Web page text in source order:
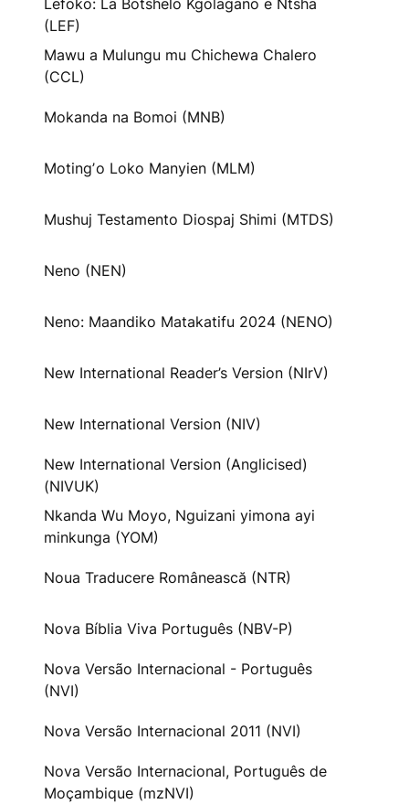
Lefoko: La Botshelo Kgolagano e Ntsha
(LEF)
Mawu a Mulungu mu Chichewa Chalero
(CCL)
Mokanda na Bomoi (MNB)
Motingʼo Loko Manyien (MLM)
Mushuj Testamento Diospaj Shimi (MTDS)
Neno (NEN)
Neno: Maandiko Matakatifu 2024 (NENO)
New International Reader’s Version (NIrV)
New International Version (NIV)
New International Version (Anglicised)
(NIVUK)
Nkanda Wu Moyo, Nguizani yimona ayi
minkunga (YOM)
Noua Traducere Românească (NTR)
Nova Bíblia Viva Português (NBV-P)
Nova Versão Internacional - Português
(NVI)
Nova Versão Internacional 2011 (NVI)
Nova Versão Internacional, Português de
Moçambique (mzNVI)